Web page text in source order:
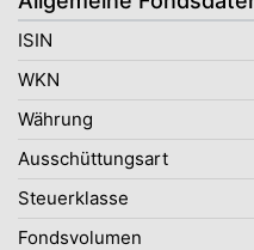
ISIN
WKN
Währung
Ausschüttungsart
Steuerklasse
Fondsvolumen